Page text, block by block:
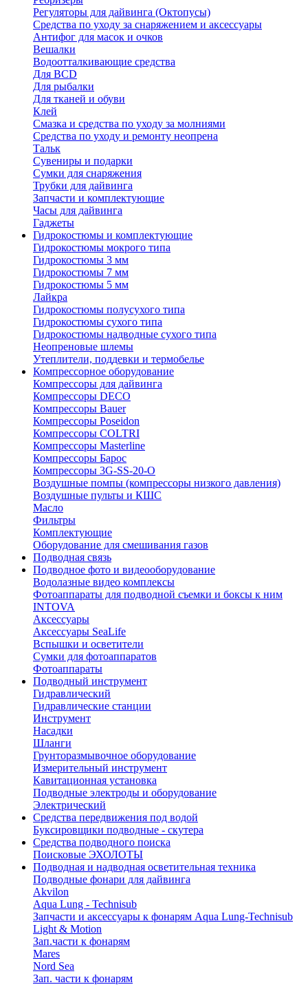
Регуляторы для дайвинга (Октопусы)
Средства по уходу за снаряжением и аксессуары
Антифог для масок и очков
Вешалки
Водоотталкивающие средства
Для BCD
Для рыбалки
Для тканей и обуви
Клей
Смазка и средства по уходу за молниями
Средства по уходу и ремонту неопрена
Тальк
Сувениры и подарки
Сумки для снаряжения
Трубки для дайвинга
Запчасти и комплектующие
Часы для дайвинга
Гаджеты
Гидрокостюмы и комплектующие
Гидрокостюмы мокрого типа
Гидрокостюмы 3 мм
Гидрокостюмы 7 мм
Гидрокостюмы 5 мм
Лайкра
Гидрокостюмы полусухого типа
Гидрокостюмы сухого типа
Гидрокостюмы надводные сухого типа
Неопреновые шлемы
Утеплители, поддевки и термобелье
Компрессорное оборудование
Компрессоры для дайвинга
Компрессоры DECO
Компрессоры Bauer
Компрессоры Poseidon
Компрессоры COLTRI
Компрессоры Masterline
Компрессоры Барос
Компрессоры 3G-SS-20-O
Воздушные помпы (компрессоры низкого давления)
Воздушные пульты и КШС
Масло
Фильтры
Комплектующие
Оборудование для смешивания газов
Подводная связь
Подводное фото и видеооборудование
Водолазные видео комплексы
Фотоаппараты для подводной съемки и боксы к ним
INTOVA
Аксессуары
Аксессуары SeaLife
Вспышки и осветители
Сумки для фотоаппаратов
Фотоаппараты
Подводный инструмент
Гидравлический
Гидравлические станции
Инструмент
Насадки
Шланги
Грунторазмывочное оборудование
Измерительный инструмент
Кавитационная установка
Подводные электроды и оборудование
Электрический
Средства передвижения под водой
Буксировщики подводные - скутера
Средства подводного поиска
Поисковые ЭХОЛОТЫ
Подводная и надводная осветительная техника
Подводные фонари для дайвинга
Akvilon
Aqua Lung - Technisub
Запчасти и аксессуары к фонарям Aqua Lung-Technisub
Light & Motion
Зап.части к фонарям
Mares
Nord Sea
Зап. части к фонарям